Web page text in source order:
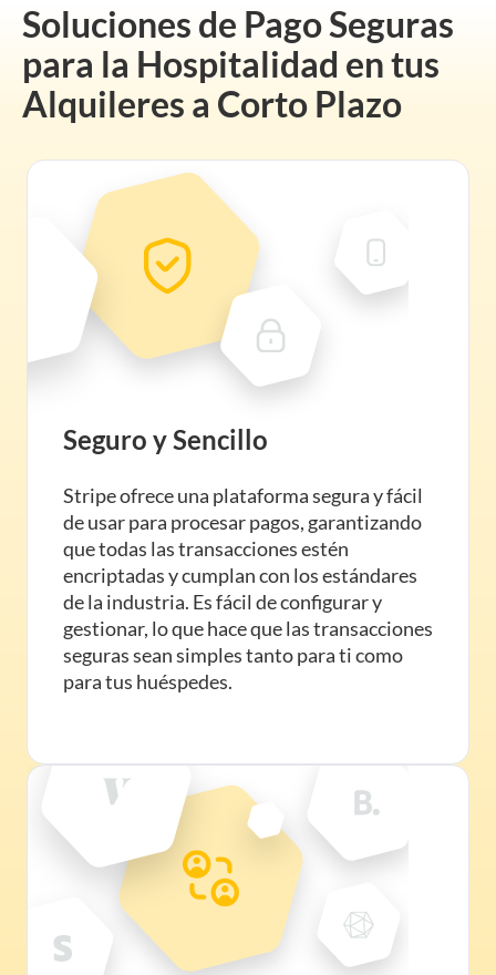
Soluciones de Pago Seguras
para la Hospitalidad en tus
Alquileres a Corto Plazo
Seguro y Sencillo
Stripe ofrece una plataforma segura y fácil
de usar para procesar pagos, garantizando
que todas las transacciones estén
encriptadas y cumplan con los estándares
de la industria. Es fácil de configurar y
gestionar, lo que hace que las transacciones
seguras sean simples tanto para ti como
para tus huéspedes.